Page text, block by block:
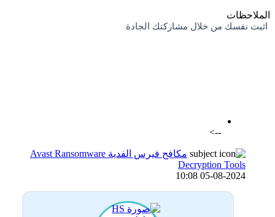
الملاحظات
اثبت نفسك من خلال مشاركتك الجادة
-->
مكافح فيرس الفدية Avast Ransomware
Decryption Tools
05-08-2024 10:08